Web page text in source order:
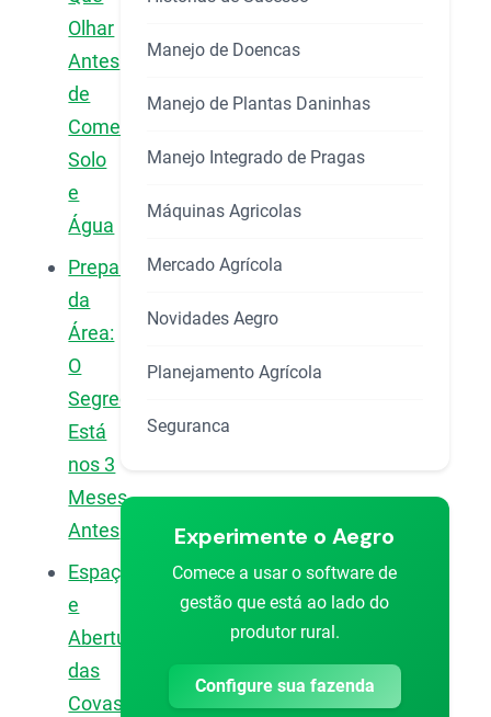
Olhar
Antes
de
Começar:
Solo
e
Água
Preparo
da
Área:
O
Segredo
Está
nos 3
Meses
Antes
Espaçamento
e
Abertura
das
Covas:
Manejo de Doencas
Manejo de Plantas Daninhas
Manejo Integrado de Pragas
Máquinas Agricolas
Mercado Agrícola
Novidades Aegro
Planejamento Agrícola
Seguranca
Experimente o Aegro
Comece a usar o software de
gestão que está ao lado do
produtor rural.
Configure sua fazenda